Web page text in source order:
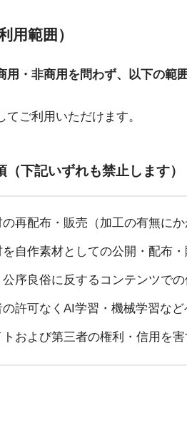
用範囲）
用・非商用を問わず、以下の範
てご利用いただけます。
（下記いずれも禁止します）
再配布・販売（加工の有無にか
自作素材としての公開・配布・
序良俗に反するコンテンツでの
許可なくAI学習・機械学習など
トおよび第三者の権利・信用を